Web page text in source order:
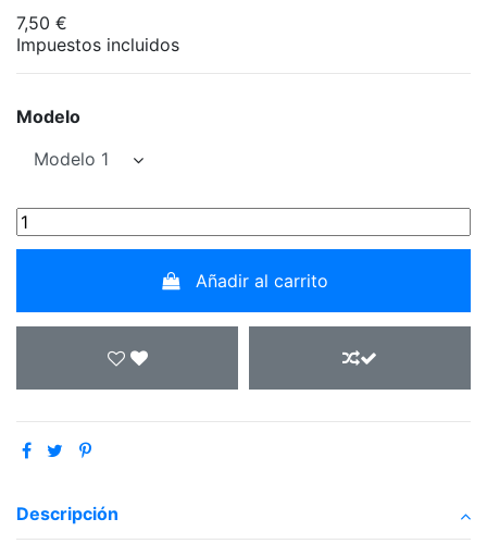
7,50 €
Impuestos incluidos
Modelo
Añadir al carrito
Descripción